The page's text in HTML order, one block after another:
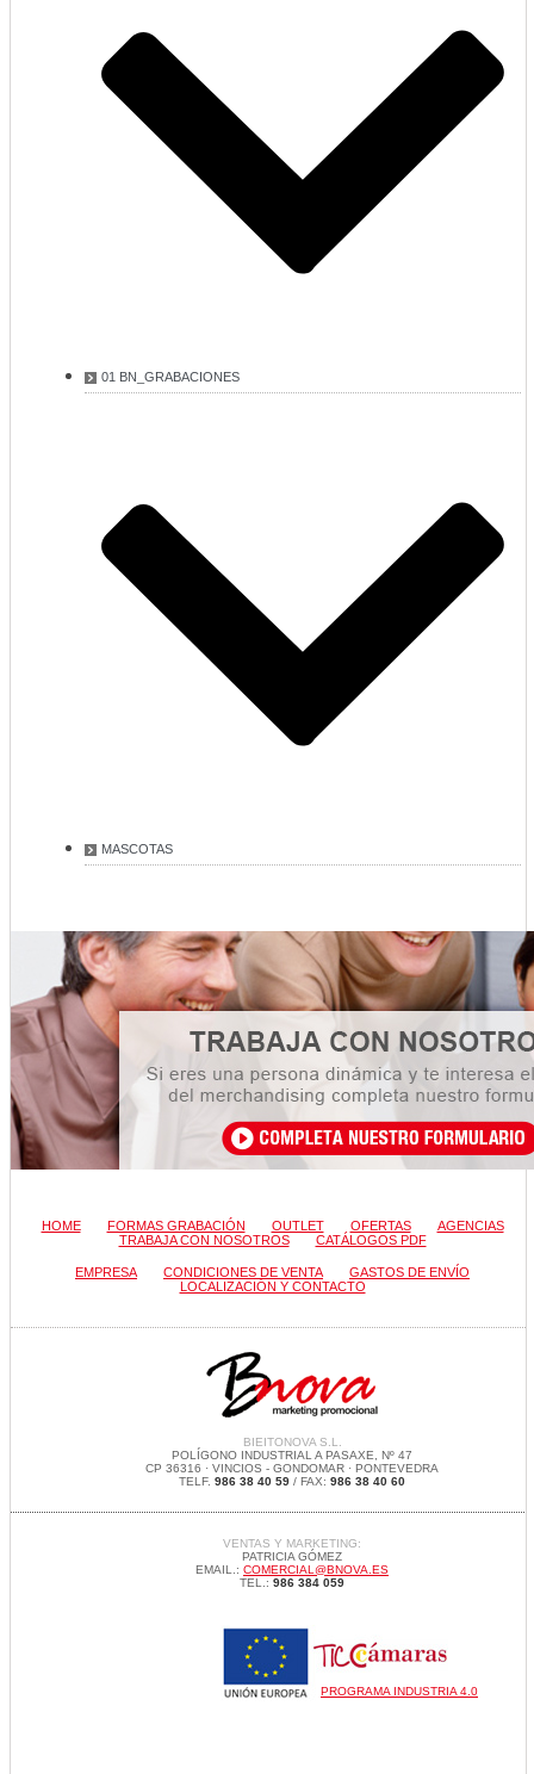
01 BN_GRABACIONES
MASCOTAS
HOME FORMAS GRABACIÓN OUTLET OFERTAS
AGENCIAS
TRABAJA CON NOSOTROS
CATÁLOGOS PDF
EMPRESA CONDICIONES DE VENTA
GASTOS DE ENVÍO
LOCALIZACIÓN Y CONTACTO
BIEITONOVA S.L.
POLÍGONO INDUSTRIAL A PASAXE, Nº 47
CP 36316 · VINCIOS - GONDOMAR · PONTEVEDRA
TELF. 986 38 40 59 / FAX: 986 38 40 60
VENTAS Y MARKETING:
PATRICIA GÓMEZ
EMAIL.: COMERCIAL@BNOVA.ES
TEL.: 986 384 059
PROGRAMA INDUSTRIA 4.0